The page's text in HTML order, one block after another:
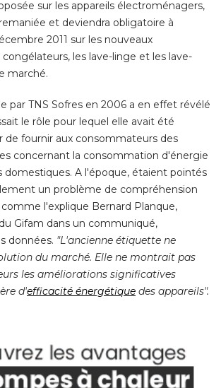
sur les appareils électroménagers,
et deviendra obligatoire à
2011 sur les nouveaux
les lave-linge et les lave-
marché.
par TNS Sofres en 2006 a en effet révélé
le rôle pour lequel elle avait été
de fournir aux consommateurs des
concernant la consommation d'énergie
domestiques. A l'époque, étaient pointés
un problème de compréhension
l'explique Bernard Planque,
Gifam dans un communiqué,
données. "L'ancienne étiquette ne
du marché. Elle ne montrait pas
les améliorations significatives
d'efficacité énergétique des appareils".